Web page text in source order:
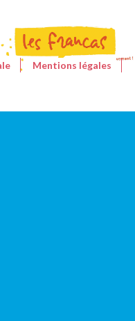
Mentions légales